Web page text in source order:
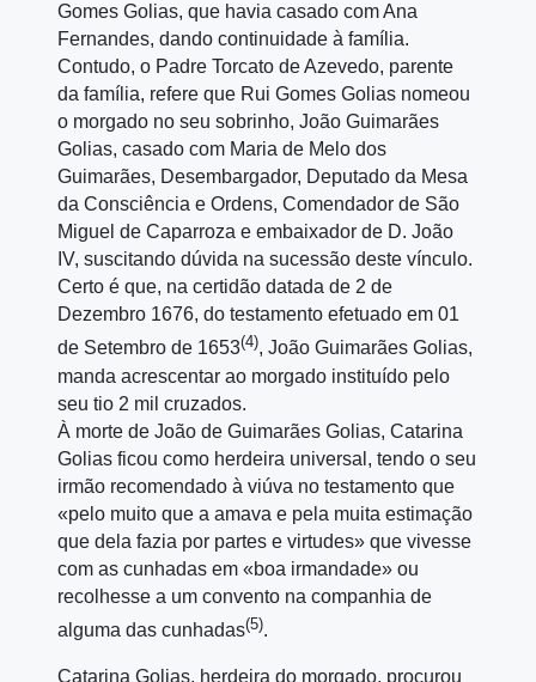
Gomes Golias, que havia casado com Ana
Fernandes, dando continuidade à família.
Contudo, o Padre Torcato de Azevedo, parente
da família, refere que Rui Gomes Golias nomeou
o morgado no seu sobrinho, João Guimarães
Golias, casado com Maria de Melo dos
Guimarães, Desembargador, Deputado da Mesa
da Consciência e Ordens, Comendador de São
Miguel de Caparroza e embaixador de D. João
IV, suscitando dúvida na sucessão deste vínculo.
Certo é que, na certidão datada de 2 de
Dezembro 1676, do testamento efetuado em 01
de Setembro de 1653(4), João Guimarães Golias,
manda acrescentar ao morgado instituído pelo
seu tio 2 mil cruzados.
À morte de João de Guimarães Golias, Catarina
Golias ficou como herdeira universal, tendo o seu
irmão recomendado à viúva no testamento que
«pelo muito que a amava e pela muita estimação
que dela fazia por partes e virtudes» que vivesse
com as cunhadas em «boa irmandade» ou
recolhesse a um convento na companhia de
alguma das cunhadas(5).
Catarina Golias, herdeira do morgado, procurou